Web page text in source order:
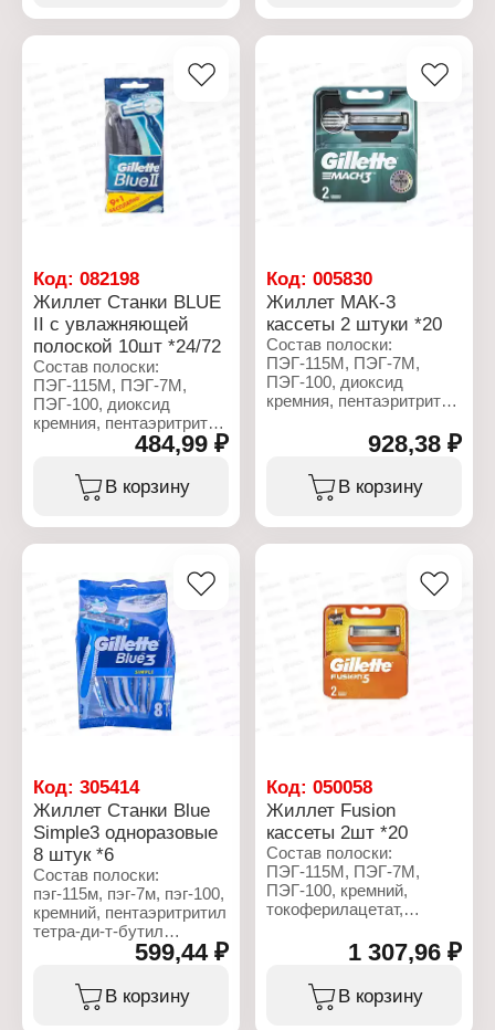
Вариация: одноразовые
Назначение: для бритья
Особенность: с
увлажняющей полоской
Количество лезвий: 3
Комплектация: 4 шт
Код: 082198
Жиллет Станки BLUE
II с увлажняющей
полоской 10шт *24/72
Состав полоски:
ПЭГ-115М, ПЭГ-7М,
ПЭГ-100, диоксид
кремния, пентаэритритил
тетра-ди-трет-
бутилгидроксигидроциннамат,
трис(ди-трет-
бутил)фосфит,
Торговая марка: Gillette
Серия: Blue II
Тип товара: Станки
Вариация: одноразовые
Назначение: для бритья
Особенность: с
увлажняющей полоской
Количество лезвий: 2
484,99 ₽
В корзину
Код:005830
Жиллет МАК-3
кассеты 2 штуки *20
Состав полоски:
ПЭГ-115М, ПЭГ-7М,
ПЭГ-100, диоксид
кремния, пентаэритритил
трис (ди-трет-бутил)
фосфит,
бутилгидрокситолуол,
Торговая марка: Gillette
Тип товара: Сменные
кассеты
Назначение: для станка
Особенность: с
увлажняющей полоской
Количество лезвий: 3
928,38 ₽
В корзину
Код: 305414
Жиллет Станки Blue
Simple3 одноразовые
8 штук *6
Состав полоски:
пэг-115м, пэг-7м, пэг-100,
кремний, пентаэритритил
тетра-ди-т-бутил
гидроксигидроксициннамат,
трис(ди-т-бутил)фосфит,
ВНТ, гликоль.
599,44 ₽
В корзину
Код:050058
Жиллет Fusion
кассеты 2шт *20
Состав полоски:
ПЭГ-115М, ПЭГ-7М,
ПЭГ-100, кремний,
токоферилацетат,
трис(ди-трет-
бутил)фосфит, сок
1 307,96 ₽
В корзину